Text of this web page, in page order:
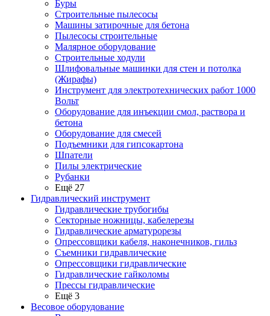
Буры
Строительные пылесосы
Машины затирочные для бетона
Пылесосы строительные
Малярное оборудование
Строительные ходули
Шлифовальные машинки для стен и потолка
(Жирафы)
Инструмент для электротехнических работ 1000
Вольт
Оборудование для инъекции смол, раствора и
бетона
Оборудование для смесей
Подъемники для гипсокартона
Шпатели
Пилы электрические
Рубанки
Ещё 27
Гидравлический инструмент
Гидравлические трубогибы
Секторные ножницы, кабелерезы
Гидравлические арматурорезы
Опрессовщики кабеля, наконечников, гильз
Съемники гидравлические
Опрессовщики гидравлические
Гидравлические гайколомы
Прессы гидравлические
Ещё 3
Весовое оборудование